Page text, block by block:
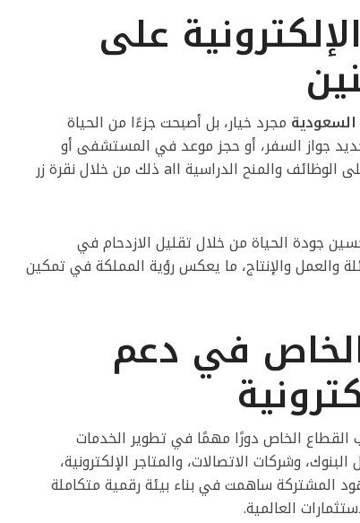
على
السعودية مجرد خيار، بل أصبحت جزءًا من الحياة
جواز السفر، أو حجز موعد في المستشفى أو
سداد الفواتير، أو حتى التقديم على الوظائف والمنح الدراسية all ذلك من خلال نقرة زر
جودة الحياة من خلال تقليل الازدحام في
والعمل والإنتاج، ما يعكس رؤية المملكة في تمكين
في دعم
القطاع الخاص دورًا مهمًا في تطوير الخدمات
وشركات الاتصالات، والمتاجر الإلكترونية،
المشتركة ساهمت في بناء بيئة رقمية متكاملة
العالمية.